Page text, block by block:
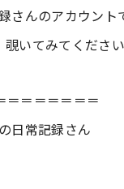
さんのアカウン
いてみてください
＝＝＝＝＝＝＝
日常記録さん